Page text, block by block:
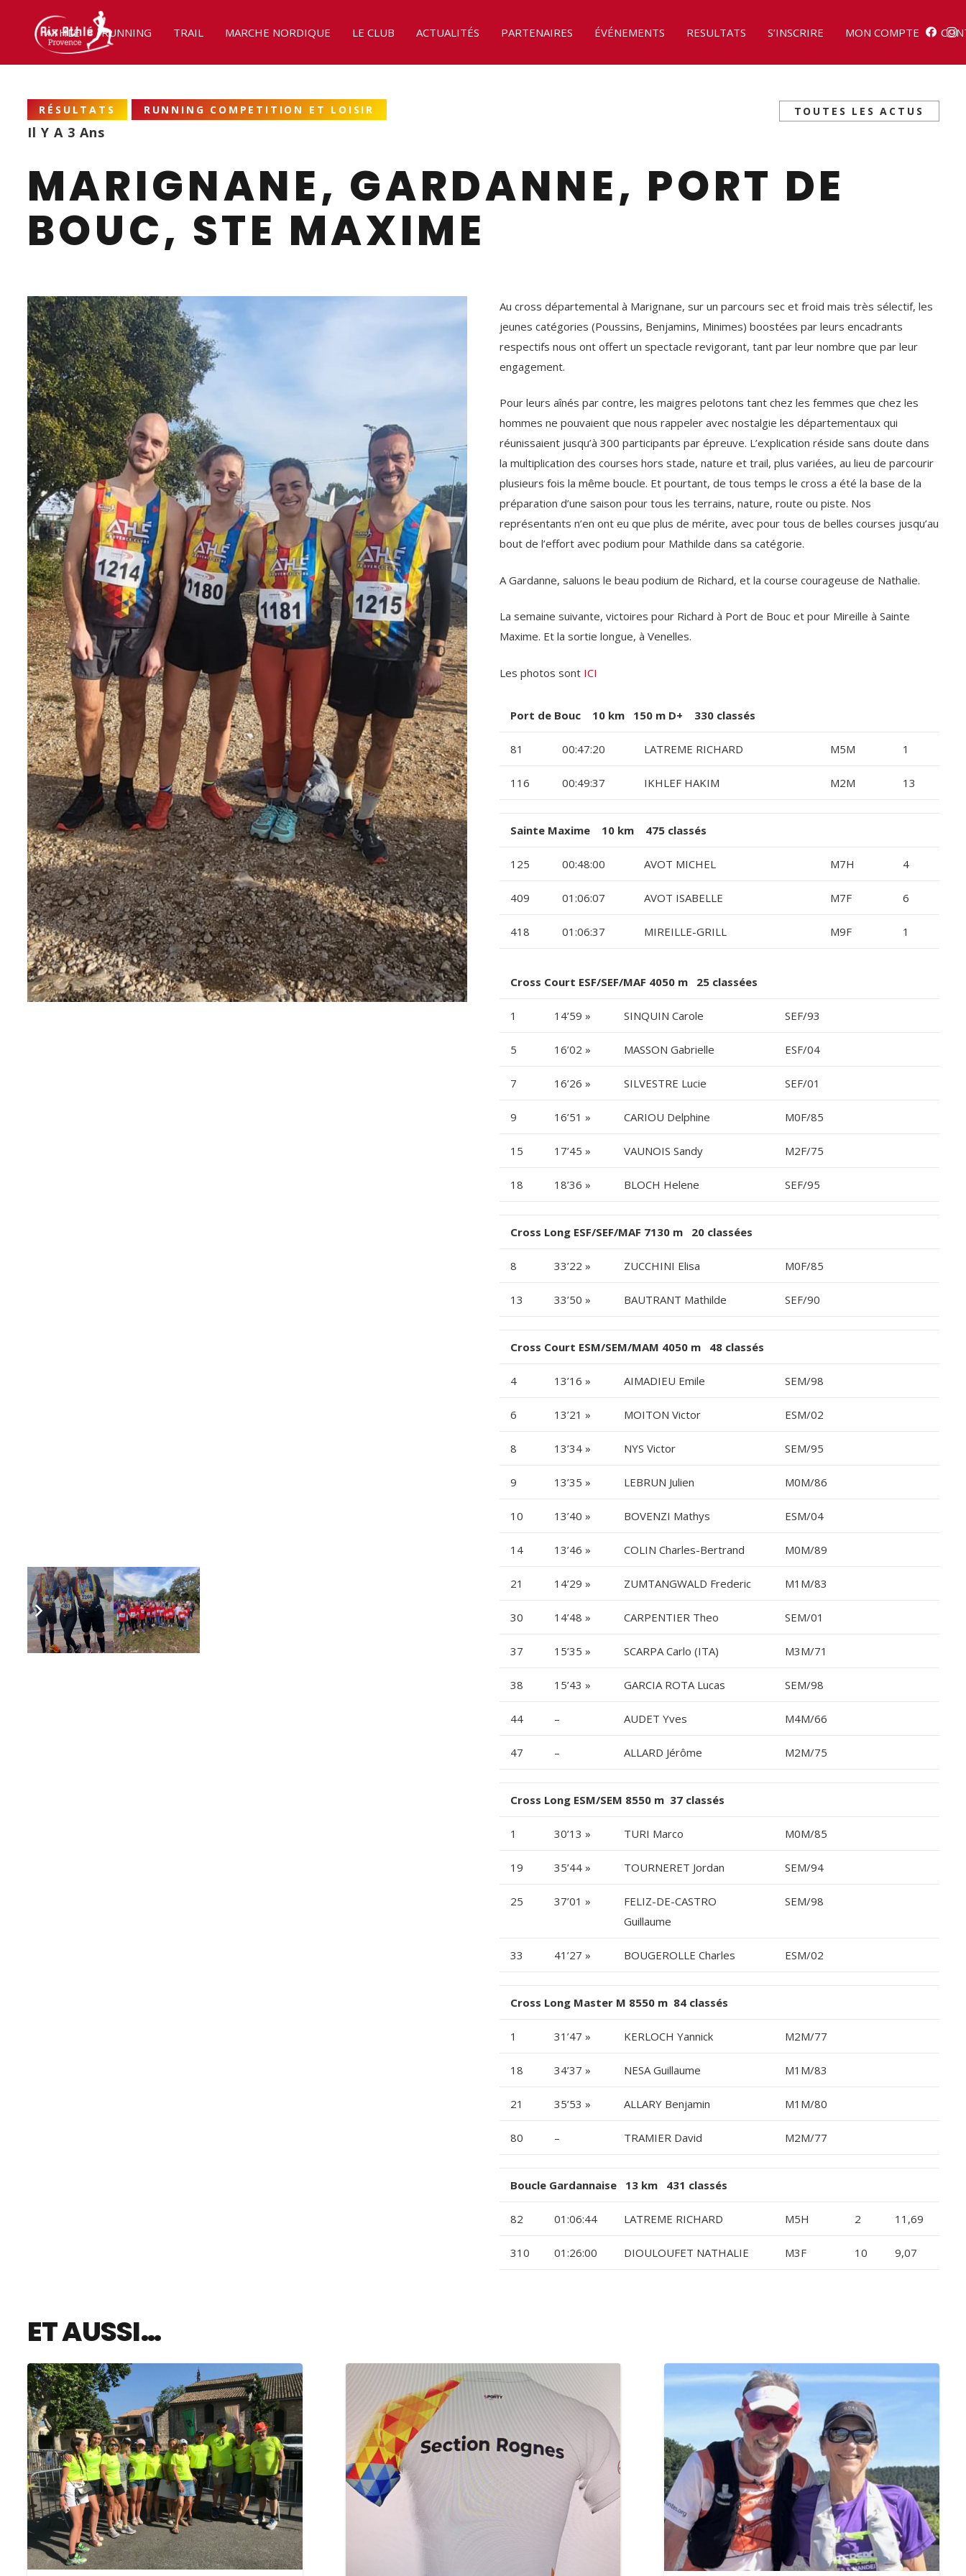
ATHLÉ RUNNING TRAIL MARCHE NORDIQUE LE CLUB ACTUALITÉS PARTENAIRES ÉVÉNEMENTS RESULTATS S’INSCRIRE MON COMPTE
RÉSULTATS RUNNING COMPETITION ET LOISIR
Il Y A 3 Ans
TOUTES LES ACTUS
MARIGNANE, GARDANNE, PORT DE
BOUC, STE MAXIME
Au cross départemental à Marignane, sur un parcours sec et froid mais très sélectif, les
jeunes catégories (Poussins, Benjamins, Minimes) boostées par leurs encadrants
respectifs nous ont offert un spectacle revigorant, tant par leur nombre que par leur
engagement.
Pour leurs aînés par contre, les maigres pelotons tant chez les femmes que chez les
hommes ne pouvaient que nous rappeler avec nostalgie les départementaux qui
réunissaient jusqu’à 300 participants par épreuve. L’explication réside sans doute dans
la multiplication des courses hors stade, nature et trail, plus variées, au lieu de parcourir
plusieurs fois la même boucle. Et pourtant, de tous temps le cross a été la base de la
préparation d’une saison pour tous les terrains, nature, route ou piste. Nos
représentants n’en ont eu que plus de mérite, avec pour tous de belles courses jusqu’au
bout de l’effort avec podium pour Mathilde dans sa catégorie.
A Gardanne, saluons le beau podium de Richard, et la course courageuse de Nathalie.
La semaine suivante, victoires pour Richard à Port de Bouc et pour Mireille à Sainte
Maxime. Et la sortie longue, à Venelles.
Les photos sont ICI
Port de Bouc 10 km 150 m D+ 330 classés
81 00:47:20 LATREME RICHARD M5M 1
116 00:49:37 IKHLEF HAKIM M2M 13
Sainte Maxime 10 km 475 classés
125 00:48:00 AVOT MICHEL M7H 4
409 01:06:07 AVOT ISABELLE M7F 6
418 01:06:37 MIREILLE-GRILL M9F 1
Cross Court ESF/SEF/MAF 4050 m 25 classées
1 14’59 » SINQUIN Carole SEF/93
5 16’02 » MASSON Gabrielle ESF/04
7 16’26 » SILVESTRE Lucie SEF/01
9 16’51 » CARIOU Delphine M0F/85
15 17’45 » VAUNOIS Sandy M2F/75
18 18’36 » BLOCH Helene SEF/95
Cross Long ESF/SEF/MAF 7130 m 20 classées
8 33’22 » ZUCCHINI Elisa M0F/85
13 33’50 » BAUTRANT Mathilde SEF/90
Cross Court ESM/SEM/MAM 4050 m 48 classés
4 13’16 » AIMADIEU Emile SEM/98
6 13’21 » MOITON Victor ESM/02
8 13’34 » NYS Victor SEM/95
9 13’35 » LEBRUN Julien M0M/86
10 13’40 » BOVENZI Mathys ESM/04
14 13’46 » COLIN Charles-Bertrand M0M/89
21 14’29 » ZUMTANGWALD Frederic M1M/83
30 14’48 » CARPENTIER Theo SEM/01
37 15’35 » SCARPA Carlo (ITA) M3M/71
38 15’43 » GARCIA ROTA Lucas SEM/98
44 – AUDET Yves M4M/66
47 – ALLARD Jérôme M2M/75
Cross Long ESM/SEM 8550 m 37 classés
1 30’13 » TURI Marco M0M/85
19 35’44 » TOURNERET Jordan SEM/94
25 37’01 »
FELIZ-DE-CASTRO
Guillaume
SEM/98
33 41’27 » BOUGEROLLE Charles ESM/02
Cross Long Master M 8550 m 84 classés
1 31’47 » KERLOCH Yannick M2M/77
18 34’37 » NESA Guillaume M1M/83
21 35’53 » ALLARY Benjamin M1M/80
80 – TRAMIER David M2M/77
Boucle Gardannaise 13 km 431 classés
82 01:06:44 LATREME RICHARD M5H 2 11,69
310 01:26:00 DIOULOUFET NATHALIE M3F 10 9,07
ET AUSSI…